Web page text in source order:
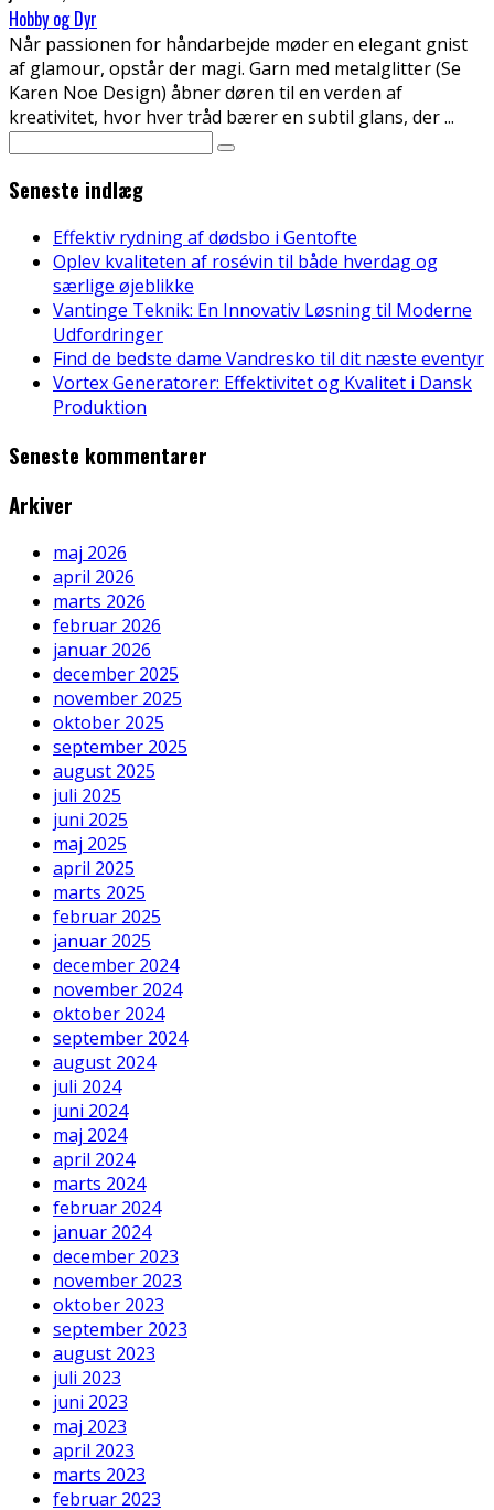
Hobby og Dyr
Når passionen for håndarbejde møder en elegant gnist
af glamour, opstår der magi. Garn med metalglitter (Se
Karen Noe Design) åbner døren til en verden af
kreativitet, hvor hver tråd bærer en subtil glans, der...
Seneste indlæg
Effektiv rydning af dødsbo i Gentofte
Oplev kvaliteten af rosévin til både hverdag og
særlige øjeblikke
Vantinge Teknik: En Innovativ Løsning til Moderne
Udfordringer
Find de bedste dame Vandresko til dit næste eventyr
Vortex Generatorer: Effektivitet og Kvalitet i Dansk
Produktion
Seneste kommentarer
Arkiver
maj 2026
april 2026
marts 2026
februar 2026
januar 2026
december 2025
november 2025
oktober 2025
september 2025
august 2025
juli 2025
juni 2025
maj 2025
april 2025
marts 2025
februar 2025
januar 2025
december 2024
november 2024
oktober 2024
september 2024
august 2024
juli 2024
juni 2024
maj 2024
april 2024
marts 2024
februar 2024
januar 2024
december 2023
november 2023
oktober 2023
september 2023
august 2023
juli 2023
juni 2023
maj 2023
april 2023
marts 2023
februar 2023